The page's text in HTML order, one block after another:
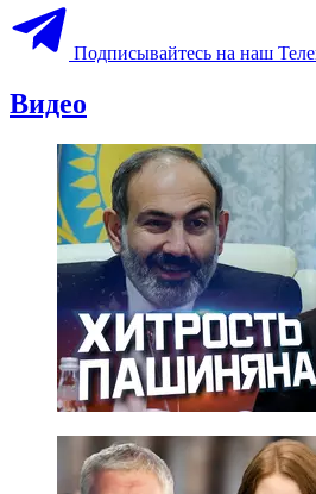
Подписывайтесь на наш
Видео